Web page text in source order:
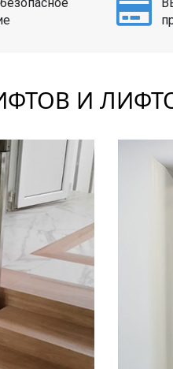
И